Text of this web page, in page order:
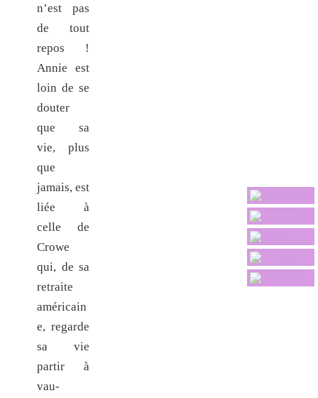
n’est pas
de tout
repos !
Annie est
loin de se
douter
que sa
vie, plus
que
jamais, est
liée à
celle de
Crowe
qui, de sa
retraite
américain
e, regarde
sa vie
partir à
vau-